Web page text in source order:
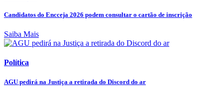
Candidatos do Encceja 2026 podem consultar o cartão de inscrição
Saiba Mais
Política
AGU pedirá na Justiça a retirada do Discord do ar